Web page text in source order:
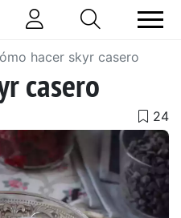
hacer skyr casero
casero